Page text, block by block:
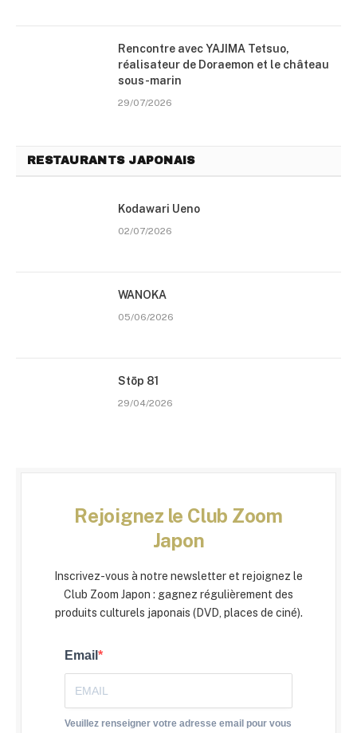
Rencontre avec YAJIMA Tetsuo,
réalisateur de Doraemon et le château
sous-marin
29/07/2026
RESTAURANTS JAPONAIS
Kodawari Ueno
02/07/2026
WANOKA
05/06/2026
Stōp 81
29/04/2026
Rejoignez le Club Zoom
Japon
Inscrivez-vous à notre newsletter et rejoignez le
Club Zoom Japon : gagnez régulièrement des
produits culturels japonais (DVD, places de ciné).
Email
Veuillez renseigner votre adresse email pour vous